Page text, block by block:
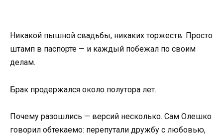
Никакой пышной свадьбы, никаких торжеств. Просто
штамп в паспорте — и каждый побежал по своим
делам.
Брак продержался около полутора лет.
Почему разошлись — версий несколько. Сам Олешко
говорил обтекаемо: перепутали дружбу с любовью,